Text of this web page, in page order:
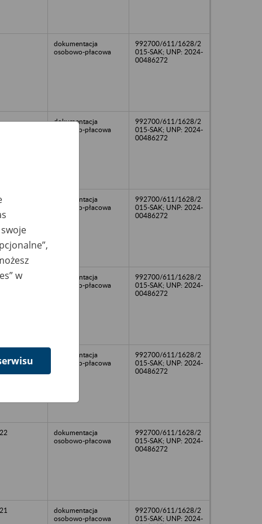
dokumentacja
osobowo-płacowa
992700/611/1628/2
015-SAK; UNP: 2024-
00486272
dokumentacja
osobowo-płacowa
992700/611/1628/2
015-SAK; UNP: 2024-
00486272
dokumentacja
osobowo-płacowa
992700/611/1628/2
015-SAK; UNP: 2024-
00486272
dokumentacja
osobowo-płacowa
992700/611/1628/2
015-SAK; UNP: 2024-
00486272
dokumentacja
osobowo-płacowa
992700/611/1628/2
015-SAK; UNP: 2024-
00486272
dokumentacja
osobowo-płacowa
992700/611/1628/2
015-SAK; UNP: 2024-
00486272
dokumentacja
osobowo-płacowa
992700/611/1628/2
015-SAK; UNP: 2024-
w